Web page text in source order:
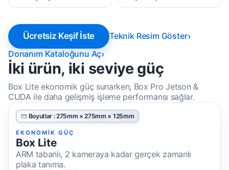
Ücretsiz Keşif İste
Teknik Resim Göster
Donanım Kataloğunu Aç
İki ürün, iki seviye güç
Box Lite ekonomik güç sunarken, Box Pro Jetson &
CUDA ile daha gelişmiş işleme performansı sağlar.
Boyutlar : 275mm × 275mm × 125mm
EKONOMIK GÜÇ
Box Lite
ARM tabanlı, 2 kameraya kadar gerçek zamanlı
plaka tanıma.